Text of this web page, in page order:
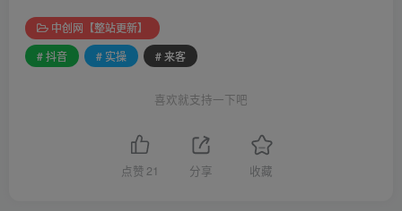
中创网【整站更新】
# 抖音
# 实操 # 来客
喜欢就支持一下吧
点赞 21 分享 收藏